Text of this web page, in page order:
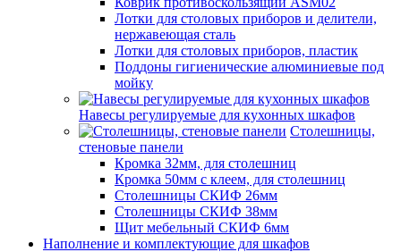
Лотки для столовых приборов и делители,
нержавеющая сталь
Лотки для столовых приборов, пластик
Поддоны гигиенические алюминиевые под
мойку
Навесы регулируемые для кухонных шкафов
Столешницы,
стеновые панели
Кромка 32мм, для столешниц
Кромка 50мм с клеем, для столешниц
Столешницы СКИФ 26мм
Столешницы СКИФ 38мм
Щит мебельный СКИФ 6мм
Наполнение и комплектующие для шкафов